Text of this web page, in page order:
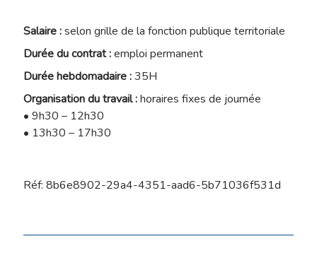
Salaire :selon grille de la fonction publique territoriale
Durée du contrat :emploi permanent
Durée hebdomadaire :35H
Organisation du travail :horaires fixes de journée
• 9h30 – 12h30
• 13h30 – 17h30
Réf: 8b6e8902-29a4-4351-aad6-5b71036f531d